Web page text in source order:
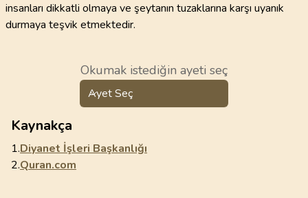
insanları dikkatli olmaya ve şeytanın tuzaklarına karşı uyanık
durmaya teşvik etmektedir.
Okumak istediğin ayeti seç
Ayet Seç
Kaynakça
1.Diyanet İşleri Başkanlığı
2.Quran.com